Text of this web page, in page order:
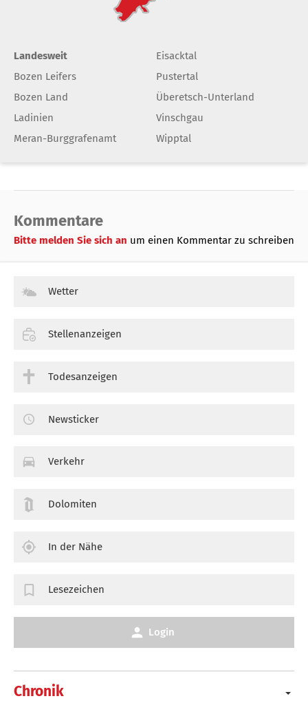
Landesweit
Bozen Leifers
Bozen Land
Ladinien
Meran-Burggrafenamt
Eisacktal
Pustertal
Überetsch-Unterland
Vinschgau
Wipptal
Kommentare
Bitte melden Sie sich an um einen Kommentar zu schreiben
Chronik
Wetter
Stellenanzeigen
Todesanzeigen
Newsticker
Verkehr
Dolomiten
In der Nähe
Lesezeichen
Login